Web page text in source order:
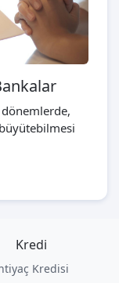
dönemlerde,
Kredi
Kredisi